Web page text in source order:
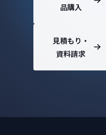
品購入
見積もり・
資料請求